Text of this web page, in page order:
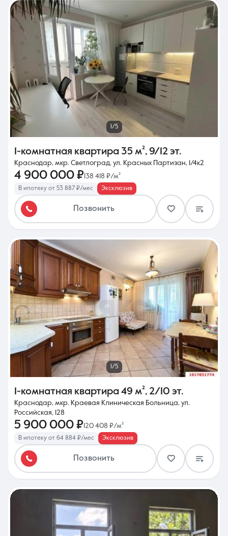
1/5
1-комнатная квартира 35 м², 9/12 эт.
Краснодар, мкр. Светлоград, ул. Красных Партизан, 1/4к2
4 900 000 ₽ 138 418 ₽/м²
В ипотеку от 53 887 ₽/мес Эксклюзив
Позвонить
1/5
1-комнатная квартира 49 м², 2/10 эт.
Краснодар, мкр. Краевая Клиническая Больница, ул.
Российская, 128
5 900 000 ₽120 408 ₽/м²
В ипотеку от 64 884 ₽/мес Эксклюзив
Позвонить